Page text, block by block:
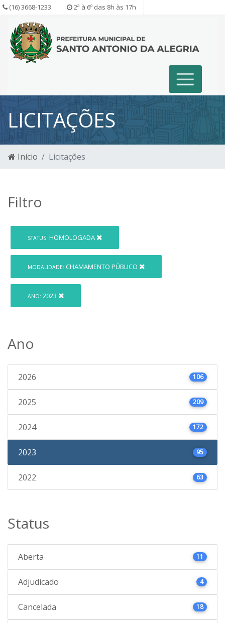
(16) 3668-1233 2ª à 6º das 8h às 17h
LICITAÇÕES
Início Licitações
Filtro
STATUS: HOMOLOGADA
MODALIDADE: CHAMAMENTO PÚBLICO
ANO: 2023
Ano
2026 106
2025 209
2024 172
2023 95
2022 63
Status
Aberta 11
Adjudicado 4
Cancelada 18